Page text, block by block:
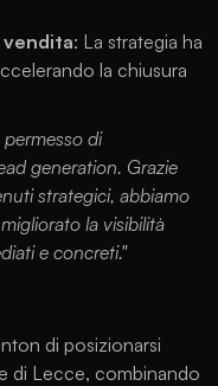
vendita: La strategia ha
la chiusura
di
generation. Grazie
strategici, abbiamo
la visibilità
e concreti."
di posizionarsi
di Lecce, combinando